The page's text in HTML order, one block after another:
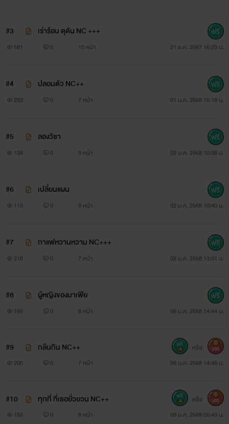
#3 เร่าร้อน ดุดัน NC +++
581 0 10 หน้า 21 ธ.ค. 2567 16:23 น.
#4 ปลอมตัว NC++
222 0 7 หน้า 01 ม.ค. 2568 15:18 น.
#5 ลองวิชา
138 0 9 หน้า 02 ม.ค. 2568 10:38 น.
#6 เปลี่ยนแผน
113 0 9 หน้า 02 ม.ค. 2568 10:40 น.
#7 กาแฟหวานหวาม NC+++
218 0 7 หน้า 02 ม.ค. 2568 13:31 น.
#8 ผู้หญิงของมาเฟีย
166 0 8 หน้า 06 ม.ค. 2568 14:44 น.
#9 กลืนกิน NC++
200 0 7 หน้า 06 ม.ค. 2568 14:48 น.
หรือ 300
#10 ทุกที่ ที่เธอยั่วยวน NC++
155 0 8 หน้า 08 ม.ค. 2568 05:43 น.
หรือ 300